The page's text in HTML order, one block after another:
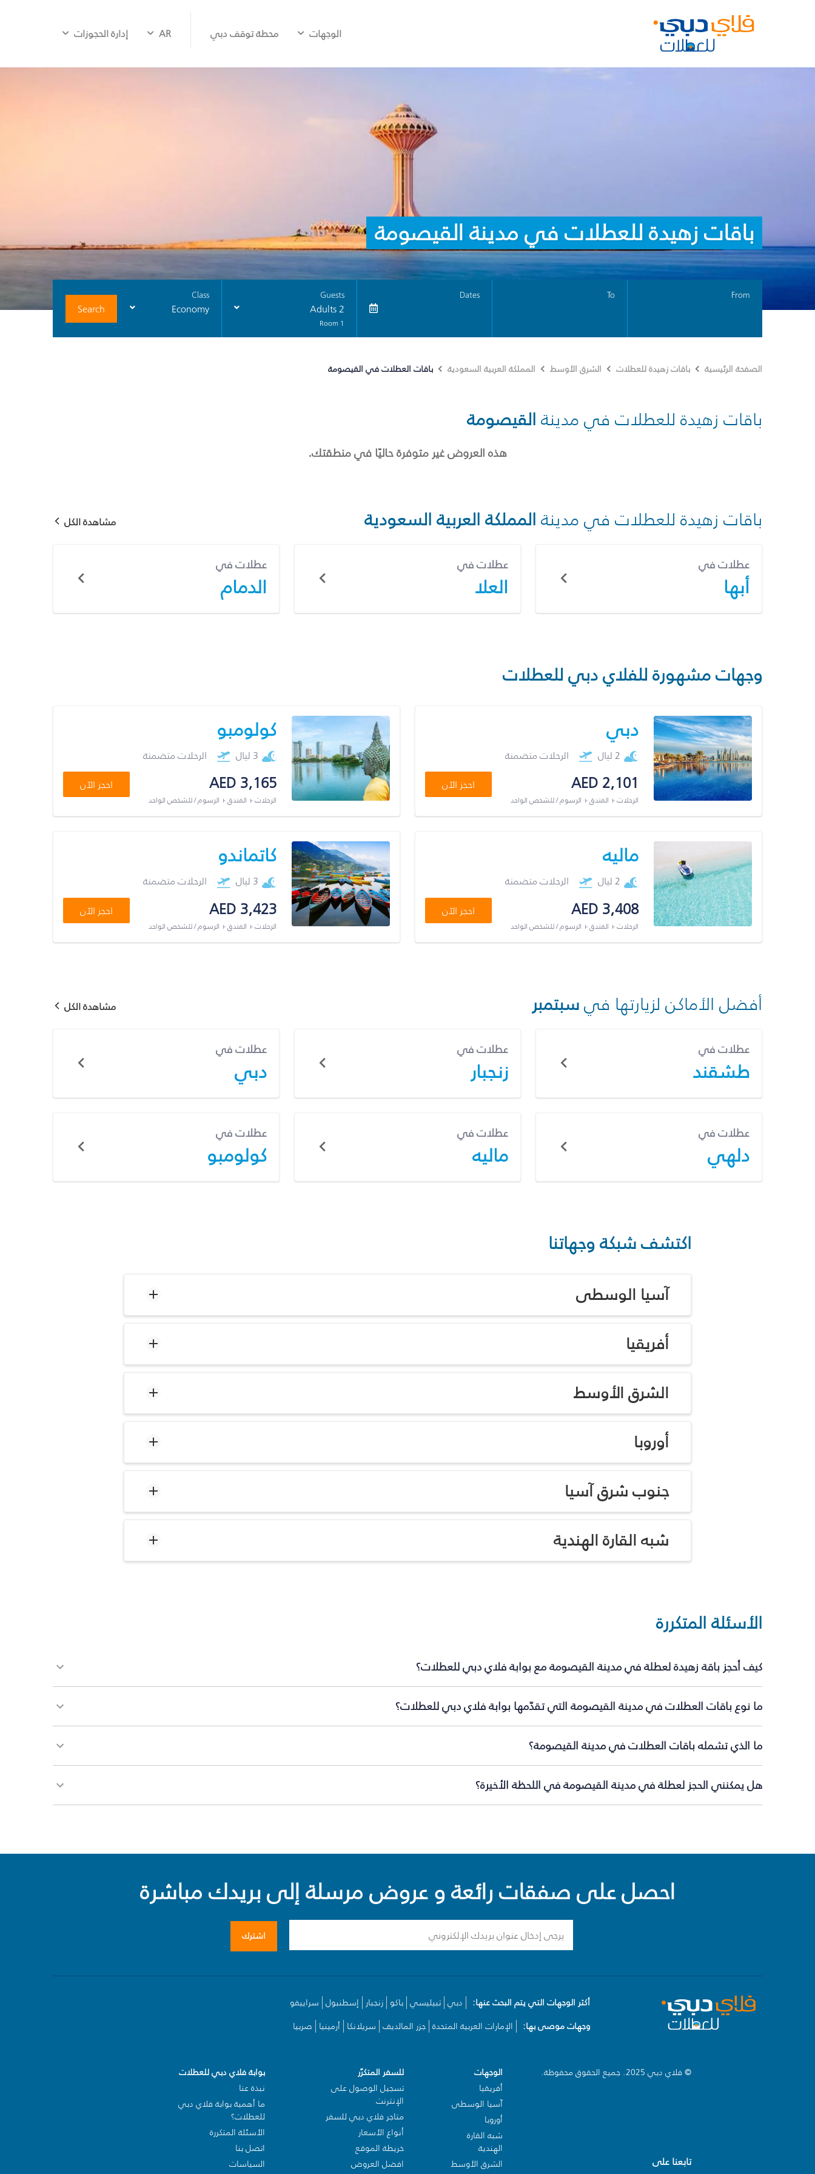
الوجهات محطة توقف دبي AR إدارة الحجوزات
باقات زهيدة للعطلات في مدينة القيصومة
From
To
Dates
Guests
2 Adults
1 Room
Class
Economy
Search
الصفحة الرئيسية باقات زهيدة للعطلات الشرق الأوسط المملكة العربية السعودية باقات العطلات في القيصومة
باقات زهيدة للعطلات في مدينة القيصومة
هذه العروض غير متوفرة حاليًا في منطقتك.
باقات زهيدة للعطلات في مدينة المملكة العربية السعودية مشاهدة الكل
عطلات في
أبها
عطلات في
العلا
عطلات في
الدمام
وجهات مشهورة للفلاي دبي للعطلات
دبي
2 ليال الرحلات متضمنة
AED 2,101
الرحلات + الفندق + الرسوم / للشخص الواحد
احجز الآن
كولومبو
3 ليال الرحلات متضمنة
AED 3,165
الرحلات + الفندق + الرسوم / للشخص الواحد
احجز الآن
ماليه
2 ليال الرحلات متضمنة
AED 3,408
الرحلات + الفندق + الرسوم / للشخص الواحد
احجز الآن
كاتماندو
3 ليال الرحلات متضمنة
AED 3,423
الرحلات + الفندق + الرسوم / للشخص الواحد
احجز الآن
أفضل الأماكن لزيارتها فيسبتمبر مشاهدة الكل
عطلات في
طشقند
عطلات في
زنجبار
عطلات في
دبي
عطلات في
دلهي
عطلات في
ماليه
عطلات في
كولومبو
اكتشف شبكة وجهاتنا
آسيا الوسطى
أفريقيا
الشرق الأوسط
أوروبا
جنوب شرق آسيا
شبه القارة الهندية
الأسئلة المتكررة
كيف أحجز باقة زهيدة لعطلة في مدينة القيصومة مع بوابة فلاي دبي للعطلات؟
ما نوع باقات العطلات في مدينة القيصومة التي تقدّمها بوابة فلاي دبي للعطلات؟
ما الذي تشمله باقات العطلات في مدينة القيصومة؟
هل يمكنني الحجز لعطلة في مدينة القيصومة في اللحظة الأخيرة؟
احصل على صفقات رائعة و عروض مرسلة إلى بريدك مباشرة
اشترك
أكثر الوجهات التي يتم البحث عنها: دبي تبيليسي باكو زنجبار إسطنبول سراييفو
وجهات موصى بها:
الإمارات العربية المتحدة جزر المالديف سريلانكا أرمينيا صربيا
© فلاي دبي 2025. جميع الحقوق محفوظة.
تابعنا على
الوجهات
أفريقيا
آسيا الوسطى
أوروبا
شبه القارة
الهندية
الشرق الأوسط
للسفر المتكرّر
تسجيل الوصول على
الإنترنت
متاجر فلاي دبي للسفر
أنواع الأسعار
خريطة الموقع
افضل العروض
بوابة فلاي دبي للعطلات
نبذة عنا
ما أهمية بوابة فلاي دبي
للعطلات؟
الأسئلة المتكررة
اتصل بنا
السياسات